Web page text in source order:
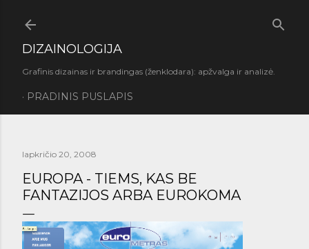
DIZAINOLOGIJA
Grafinis dizainas ir brandingas (ženklodara): apžvalga ir analizė.
PRADINIS PUSLAPIS
lapkričio 20, 2008
EUROPA - TIEMS, KAS BE
FANTAZIJOS ARBA EUROKOMA